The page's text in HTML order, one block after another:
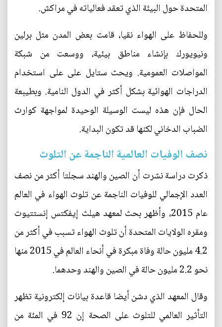
المتحدة حول البيئة الذي تعقد فعالياته في مراكش.
وللحفاظ على الهواء نقيا، قامت بعض المدن مثل برلين
ونيويورك بإنشاء مناطق بيئية، ووسعت من شبكة
المواصلات العمومية. ويحث ستايل على على استخدام
الدراجات الهوائية بشكل أكثر في الدول النامية. وبطيبعة
الحال فإن هذه ليست الوسيلة الوحيدة لمواجهة كوارث
الضباب الدخاني لكنها قد تكون البداية.
نصف الوفيات العالمية الناجمة عن التلوث
ذكرت دراسة نشرت أن الصين والهند سجلتا أكثر من نصف
العدد الإجمالي للوفيات الناجمة عن تلوث الهواء في العالم
عام 2015، وأظهر بحث لمعهد هيلث إيفكتس إنستتيوت
ومقره الولايات المتحدة أن تلوث الهواء تسبب في أكثر من
4.2 مليون حالة وفاة مبكرة في أنحاء العالم في 2015 منها
نحو 2.2 مليون حالة في الصين والهند وحدهما.
وقال المعهد الذي دشن أيضا قاعدة بيانات إلكترونية تظهر
التأثير العالمي للتلوث على الصحة إن 92 في المئة من